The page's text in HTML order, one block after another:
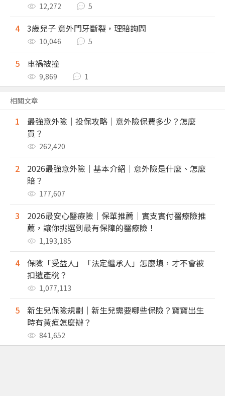
12,272 5
4 3歲兒子 意外門牙斷裂，理賠詢問
10,046 5
5 車禍被撞
9,869 1
相關文章
1
最強意外險｜投保攻略｜意外險保費多少？怎麼
買？
262,420
2
2026最強意外險｜基本介紹｜意外險是什麼、怎麼
賠？
177,607
3
2026最安心醫療險｜保單推薦｜實支實付醫療險推
薦，讓你挑選到最有保障的醫療險！
1,193,185
4
保險「受益人」「法定繼承人」怎麼填，才不會被
扣遺產稅？
1,077,113
5
新生兒保險規劃｜新生兒需要哪些保險？寶寶出生
時有黃疸怎麼辦？
841,652